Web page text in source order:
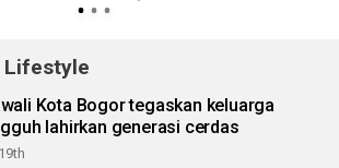
menular
Lifestyle
Kota Bogor tegaskan keluarga
lahirkan generasi cerdas